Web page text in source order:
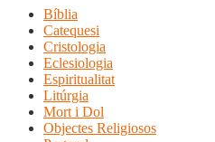
Bíblia
Catequesi
Cristologia
Eclesiologia
Espiritualitat
Litúrgia
Mort i Dol
Objectes Religiosos